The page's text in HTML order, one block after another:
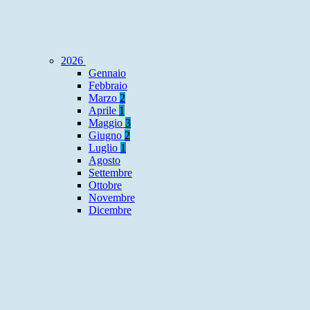
2026
Gennaio
Febbraio
Marzo 2
Aprile 1
Maggio 3
Giugno 2
Luglio 1
Agosto
Settembre
Ottobre
Novembre
Dicembre